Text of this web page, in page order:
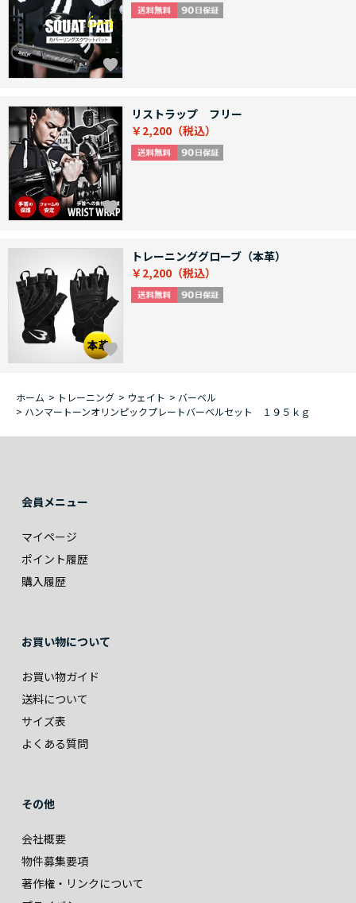
リストラップ フリー
￥2,200
トレーニンググローブ（本革）
￥2,200
ホーム > トレーニング > ウェイト > バーベル
> ハンマートーンオリンピックプレートバーベルセット １９５ｋｇ
会員メニュー
マイページ
ポイント履歴
購入履歴
お買い物について
お買い物ガイド
送料について
サイズ表
よくある質問
その他
会社概要
物件募集要項
著作権・リンクについて